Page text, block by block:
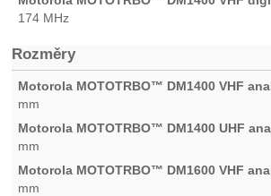
174 MHz
Rozměry
mm
mm
mm